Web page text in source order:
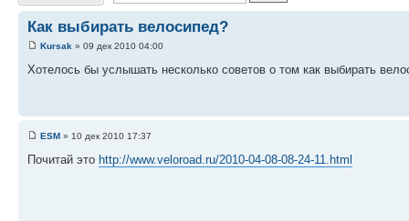
Как выбирать велосипед?
Kursak » 09 дек 2010 04:00
Хотелось бы услышать несколько советов о том как выбирать
ESM » 10 дек 2010 17:37
Почитай это http://www.veloroad.ru/2010-04-08-08-24-11.html